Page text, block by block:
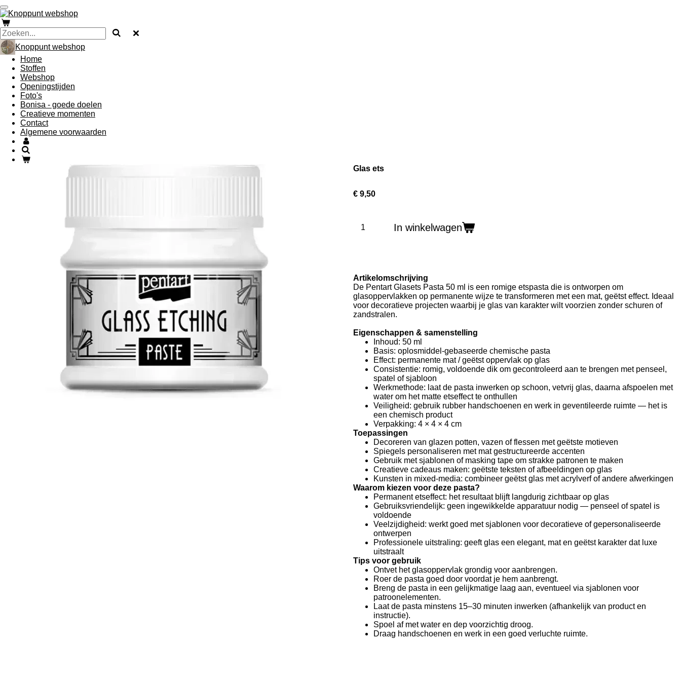
Ga
direct
naar
de
hoofdinhoud
Knoppunt webshop
Home
Stoffen
Webshop
Openingstijden
Foto's
Bonisa - goede doelen
Creatieve momenten
Contact
Algemene voorwaarden
Glas ets
€ 9,50
In winkelwagen
Artikelomschrijving
De Pentart Glasets Pasta 50 ml is een romige etspasta die is ontworpen om
glasoppervlakken op permanente wijze te transformeren met een mat, geëtst effect. Ideaal
voor decoratieve projecten waarbij je glas van karakter wilt voorzien zonder schuren of
zandstralen.
Eigenschappen & samenstelling
Inhoud: 50 ml
Basis: oplosmiddel-gebaseerde chemische pasta
Effect: permanente mat / geëtst oppervlak op glas
Consistentie: romig, voldoende dik om gecontroleerd aan te brengen met penseel,
spatel of sjabloon
Werkmethode: laat de pasta inwerken op schoon, vetvrij glas, daarna afspoelen met
water om het matte etseffect te onthullen
Veiligheid: gebruik rubber handschoenen en werk in geventileerde ruimte — het is
een chemisch product
Verpakking: 4 × 4 × 4 cm
Toepassingen
Decoreren van glazen potten, vazen of flessen met geëtste motieven
Spiegels personaliseren met mat gestructureerde accenten
Gebruik met sjablonen of masking tape om strakke patronen te maken
Creatieve cadeaus maken: geëtste teksten of afbeeldingen op glas
Kunsten in mixed-media: combineer geëtst glas met acrylverf of andere afwerkingen
Waarom kiezen voor deze pasta?
Permanent etseffect: het resultaat blijft langdurig zichtbaar op glas
Gebruiksvriendelijk: geen ingewikkelde apparatuur nodig — penseel of spatel is
voldoende
Veelzijdigheid: werkt goed met sjablonen voor decoratieve of gepersonaliseerde
ontwerpen
Professionele uitstraling: geeft glas een elegant, mat en geëtst karakter dat luxe
uitstraalt
Tips voor gebruik
Ontvet het glasoppervlak grondig voor aanbrengen.
Roer de pasta goed door voordat je hem aanbrengt.
Breng de pasta in een gelijkmatige laag aan, eventueel via sjablonen voor
patroonelementen.
Laat de pasta minstens 15–30 minuten inwerken (afhankelijk van product en
instructie).
Spoel af met water en dep voorzichtig droog.
Draag handschoenen en werk in een goed verluchte ruimte.